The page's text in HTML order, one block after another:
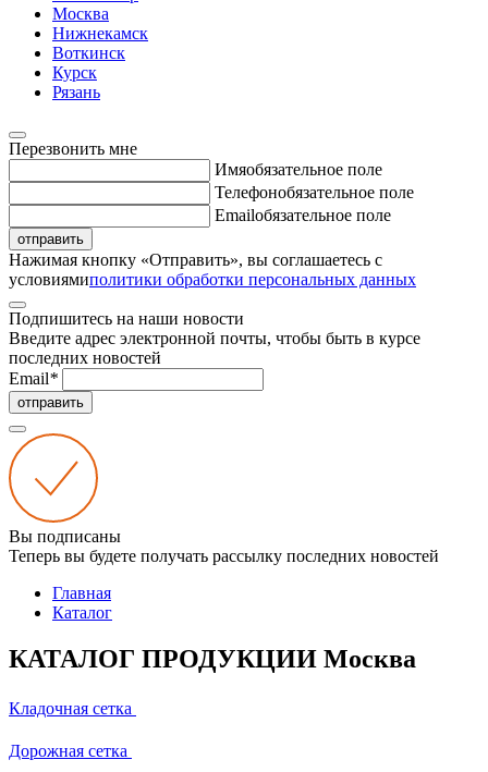
Москва
Нижнекамск
Воткинск
Курск
Рязань
Перезвонить мне
Имяобязательное поле
Телефонобязательное поле
Emailобязательное поле
отправить
Нажимая кнопку «Отправить», вы соглашаетесь с
условиямиполитики обработки персональных данных
Подпишитесь на наши новости
Введите адрес электронной почты, чтобы быть в курсе
последних новостей
Email*
отправить
Вы подписаны
Теперь вы будете получать рассылку последних новостей
Главная
Каталог
КАТАЛОГ ПРОДУКЦИИ Москва
Кладочная сетка
Дорожная сетка